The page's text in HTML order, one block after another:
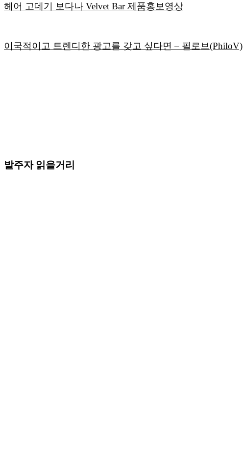
헤어 고데기 보다나 Velvet Bar 제품홍보영상
이국적이고 트렌디한 광고를 갖고 싶다면 – 필로브(PhiloV)
발주자 읽을거리